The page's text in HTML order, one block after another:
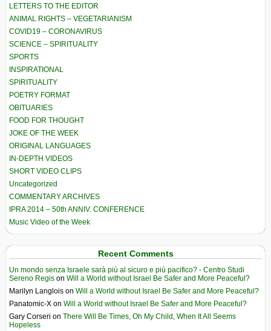
LETTERS TO THE EDITOR
ANIMAL RIGHTS – VEGETARIANISM
COVID19 – CORONAVIRUS
SCIENCE – SPIRITUALITY
SPORTS
INSPIRATIONAL
SPIRITUALITY
POETRY FORMAT
OBITUARIES
FOOD FOR THOUGHT
JOKE OF THE WEEK
ORIGINAL LANGUAGES
IN-DEPTH VIDEOS
SHORT VIDEO CLIPS
Uncategorized
COMMENTARY ARCHIVES
IPRA 2014 – 50th ANNIV. CONFERENCE
Music Video of the Week
Recent Comments
Un mondo senza Israele sarà più al sicuro e più pacifico? - Centro Studi
Sereno Regis on Will a World without Israel Be Safer and More Peaceful?
Marilyn Langlois on Will a World without Israel Be Safer and More Peaceful?
Panatomic-X on Will a World without Israel Be Safer and More Peaceful?
Gary Corseri on There Will Be Times, Oh My Child, When It All Seems
Hopeless